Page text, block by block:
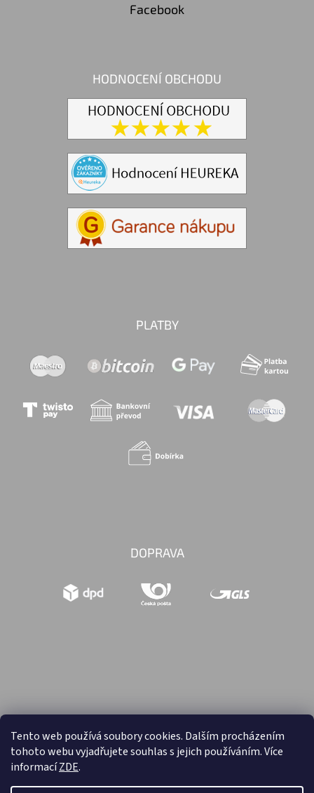
Tento web používá soubory cookies. Dalším procházením
tohoto webu vyjadřujete souhlas s jejich používáním. Více
informacíZDE.
Facebook
HODNOCENÍ OBCHODU
PLATBY
DOPRAVA
Vytvořil Shoptet